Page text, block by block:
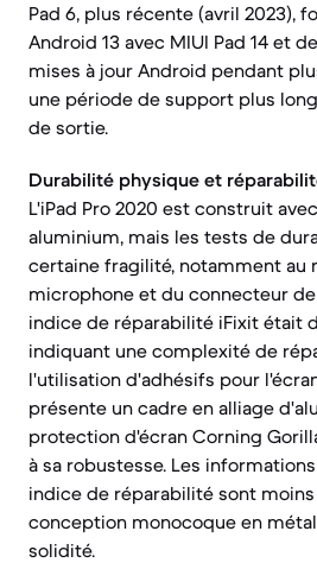
Pad 6, plus récente (avril 2023),
Android 13 avec MIUI Pad 14 et
mises à jour Android pendant
une période de support plus
de sortie.
Durabilité physique et
L'iPad Pro 2020 est construit
aluminium, mais les tests de
certaine fragilité, notamment au
microphone et du connecteur de
indice de réparabilité iFixit était
indiquant une complexité de
l'utilisation d'adhésifs pour
présente un cadre en alliage
protection d'écran Corning
à sa robustesse. Les
indice de réparabilité sont
conception monocoque en
solidité.